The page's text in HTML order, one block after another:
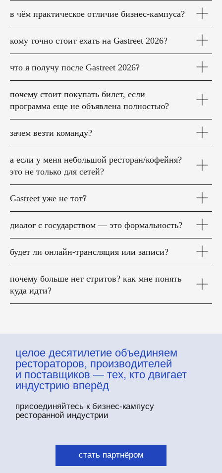
в чём практическое отличие бизнес-кампуса?
кому точно стоит ехать на Gastreet 2026?
что я получу после Gastreet 2026?
почему стоит покупать билет, если
программа еще не объявлена полностью?
зачем везти команду?
а если у меня небольшой ресторан/кофейня?
это не только для сетей?
Gastreet уже не тот?
диалог с государством — это формальность?
будет ли онлайн-трансляция или записи?
почему больше нет стритов? как мне понять
куда идти?